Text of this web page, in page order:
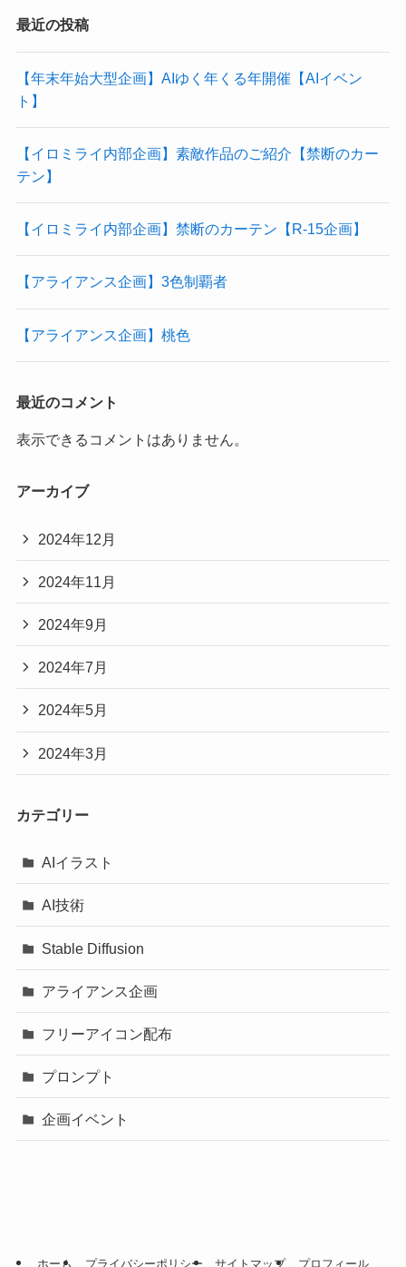
最近の投稿
【年末年始大型企画】AIゆく年くる年開催【AIイベン
ト】
【イロミライ内部企画】素敵作品のご紹介【禁断のカー
テン】
【イロミライ内部企画】禁断のカーテン【R-15企画】
【アライアンス企画】3色制覇者
【アライアンス企画】桃色
最近のコメント
表示できるコメントはありません。
アーカイブ
2024年12月
2024年11月
2024年9月
2024年7月
2024年5月
2024年3月
カテゴリー
AIイラスト
AI技術
Stable Diffusion
アライアンス企画
フリーアイコン配布
プロンプト
企画イベント
ホーム プライバシーポリシー サイトマップ プロフィール